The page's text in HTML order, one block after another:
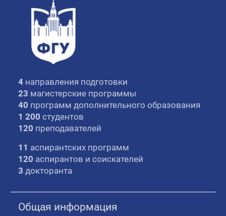
4 направления подготовки
23 магистерские программы
40 программ дополнительного образования
1 200 студентов
120 преподавателей
11 аспирантских программ
120 аспирантов и соискателей
3 докторанта
Общая информация